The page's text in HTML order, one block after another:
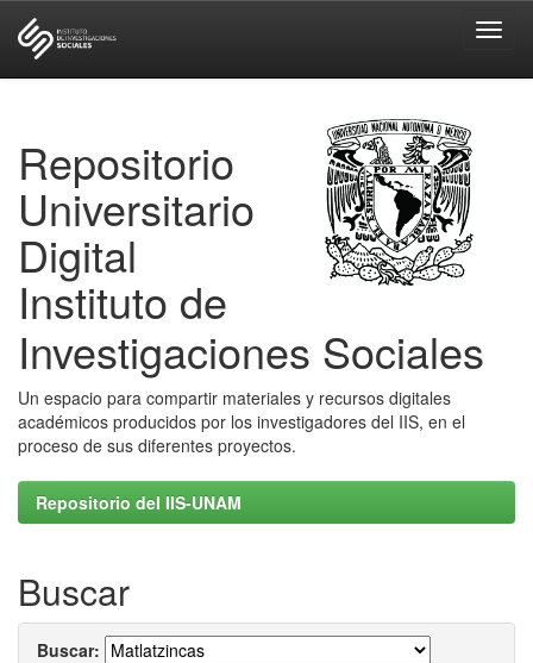
Repositorio
Universitario
Digital
Instituto de
Investigaciones Sociales
Un espacio para compartir materiales y recursos digitales
académicos producidos por los investigadores del IIS, en el
proceso de sus diferentes proyectos.
Repositorio del IIS-UNAM
Buscar
Buscar: